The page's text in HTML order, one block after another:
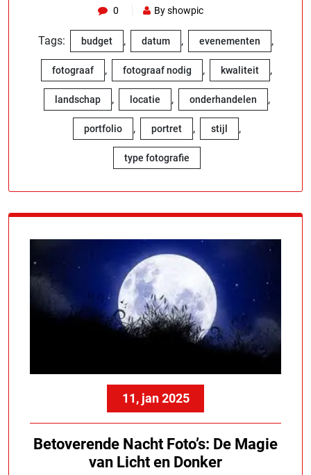
0 By showpic
Tags: budget , datum , evenementen ,
fotograaf , fotograaf nodig , kwaliteit ,
landschap , locatie , onderhandelen ,
portfolio , portret , stijl ,
type fotografie
11, jan 2025
Betoverende Nacht Foto’s: De Magie
van Licht en Donker